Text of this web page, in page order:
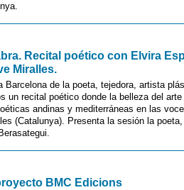
Recital poético con Elvira
Miralles.
Barcelona de la poeta, tejedora, artista
un recital poético donde la belleza del
andinas y mediterráneas en las
(Catalunya). Presenta la sesión la
BMC Edicions